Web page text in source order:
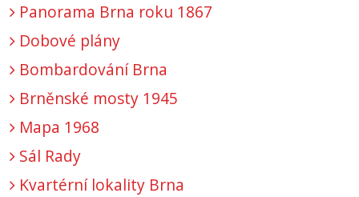
Panorama Brna roku 1867
Dobové plány
Bombardování Brna
Brněnské mosty 1945
Mapa 1968
Sál Rady
Kvartérní lokality Brna